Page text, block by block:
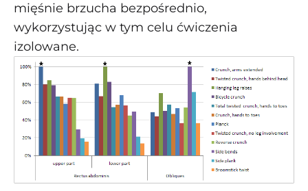
mięśnie brzucha bezpośrednio,
wykorzystując w tym celu ćwiczenia
izolowane.